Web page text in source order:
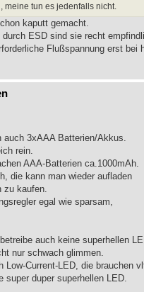
meine tun es jedenfalls nicht.
kaputt gemacht.
ESD sind sie recht
Flußspannung erst bei
auch 3xAAA Batterien/Akkus.
rein.
AAA-Batterien ca.1000mAh.
die kann man wieder aufladen
zu kaufen.
egal wie sparsam,
auch keine superhellen
nur schwach glimmen.
Current-LED, die brauchen
super duper superhellen LED.